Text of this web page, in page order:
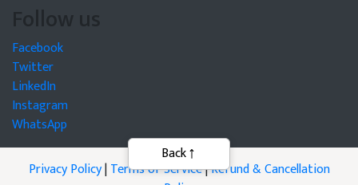
Follow us
Facebook
Twitter
LinkedIn
Instagram
WhatsApp
Privacy Policy|Terms of Service|Refund & Cancellation